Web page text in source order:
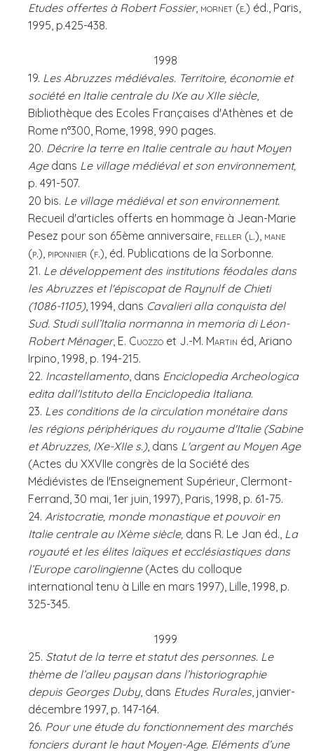
Etudes offertes à Robert Fossier, mornet (e.) éd., Paris,
1995, p.425-438.
1998
19. Les Abruzzes médiévales. Territoire, économie et
société en Italie centrale du IXe au XIIe siècle,
Bibliothèque des Ecoles Françaises d'Athènes et de
Rome n°300, Rome, 1998, 990 pages.
20. Décrire la terre en Italie centrale au haut Moyen
Agedans Le village médiéval et son environnement,
p. 491-507.
20 bis. Le village médiéval et son environnement.
Recueil d'articles offerts en hommage à Jean-Marie
Pesez pour son 65ème anniversaire, feller (l.), mane
(p.), piponnier (f.), éd. Publications de la Sorbonne.
21. Le développement des institutions féodales dans
les Abruzzes et l'épiscopat de Raynulf de Chieti
(1086-1105), 1994, dans Cavalieri alla conquista del
Sud. Studi sull’Italia normanna in memoria di Léon-
Robert Ménager, E. Cuozzo et J.-M. Martin éd, Ariano
Irpino, 1998, p. 194-215.
22. Incastellamento, dans Enciclopedia Archeologica
edita dall'Istituto della Enciclopedia Italiana.
23. Les conditions de la circulation monétaire dans
les régions périphériques du royaume d'Italie (Sabine
et Abruzzes, IXe-XIIe s.), dans L'argent au Moyen Age
(Actes du XXVIIe congrès de la Société des
Médiévistes de l'Enseignement Supérieur, Clermont-
Ferrand, 30 mai, 1er juin, 1997), Paris, 1998, p. 61-75.
24. Aristocratie, monde monastique et pouvoir en
Italie centrale au IXème siècle, dans R. Le Jan éd., La
royauté et les élites laïques et ecclésiastiques dans
l’Europe carolingienne(Actes du colloque
international tenu à Lille en mars 1997), Lille, 1998, p.
325-345.
1999
25. Statut de la terre et statut des personnes. Le
thème de l’alleu paysan dans l’historiographie
depuis Georges Duby, dans Etudes Rurales, janvier-
décembre 1997, p. 147-164.
26. Pour une étude du fonctionnement des marchés
fonciers durant le haut Moyen-Age. Eléments d’une